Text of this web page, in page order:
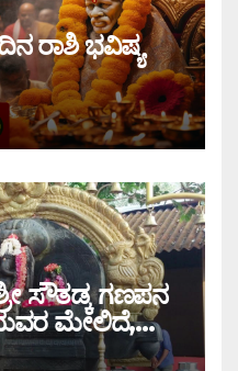
ರಾಶಿ ಭವಿಷ್ಯ
ಸೌತಡ್ಕ ಗಣಪನ
ಮೇಲಿದೆ,